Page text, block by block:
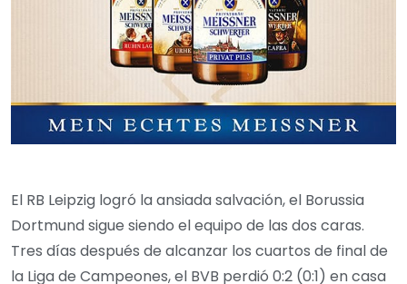
El RB Leipzig logró la ansiada salvación, el Borussia
Dortmund sigue siendo el equipo de las dos caras.
Tres días después de alcanzar los cuartos de final de
la Liga de Campeones, el BVB perdió 0:2 (0:1) en casa